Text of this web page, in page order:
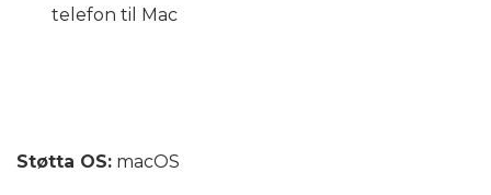
telefon til Mac
Støtta OS: macOS